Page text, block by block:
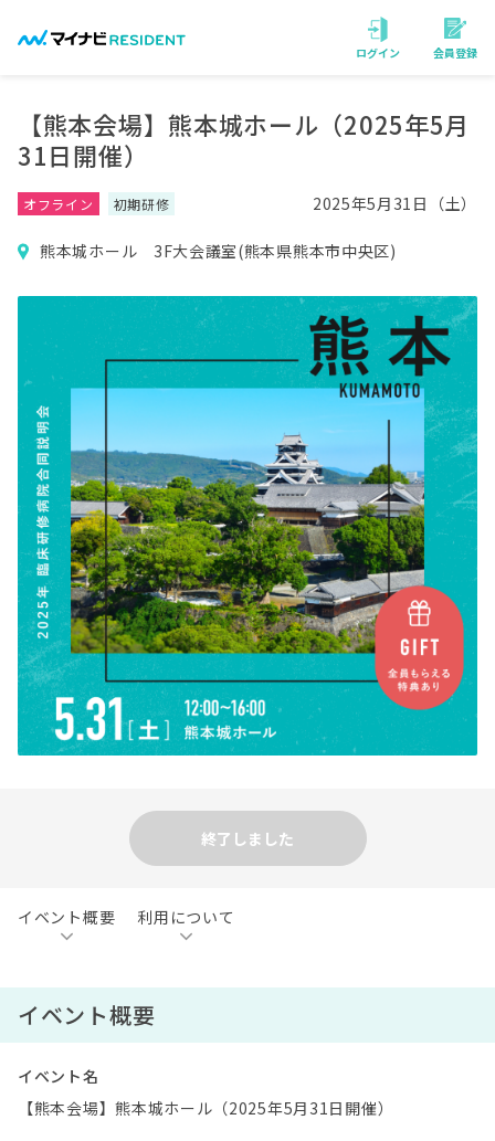
ログイン 会員登録
【熊本会場】熊本城ホール（2025年5月
31日開催）
オフライン 初期研修 2025年5月31日（土）
熊本城ホール 3F大会議室(熊本県熊本市中央区)
終了しました
イベント概要 利用について
イベント概要
イベント名
【熊本会場】熊本城ホール（2025年5月31日開催）